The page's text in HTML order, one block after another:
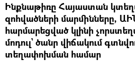
Ինքնաթիռը Հայաստան
զոհվածների մարմինները,
հարմարեցված կլինի
մոդուլ` ծանր վիճակում
տեղափոխման համար